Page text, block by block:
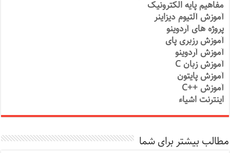
مفاهیم پایه الکترونیک
آموزش آلتیوم دیزاینر
پروژه های آردوینو
آموزش رزبری پای
آموزش آردوینو
آموزش زبان C
آموزش پایتون
آموزش ++C
اینترنت اشیاء
مطالب بیشتر برای شما